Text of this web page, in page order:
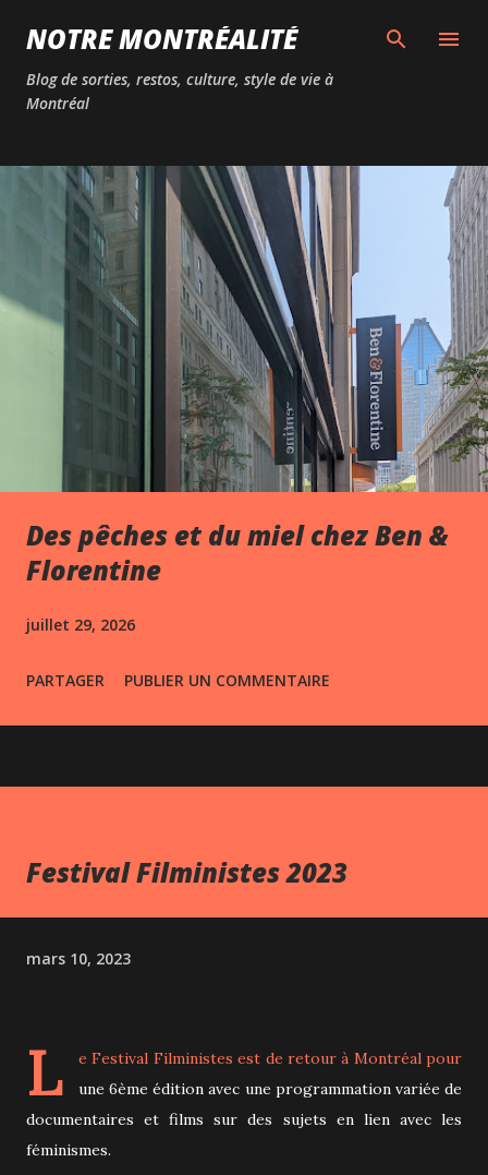
Passer au contenu principal
NOTRE MONTRÉALITÉ
Blog de sorties, restos, culture, style de vie à
Montréal
Des pêches et du miel chez Ben &
Florentine
juillet 29, 2026
PARTAGER PUBLIER UN COMMENTAIRE
Festival Filministes 2023
mars 10, 2023
L eFestival Filministes est de retour à Montréal pour
une 6ème édition avec une programmation variée de
documentaires et films sur des sujets en lien avec les
féminismes.